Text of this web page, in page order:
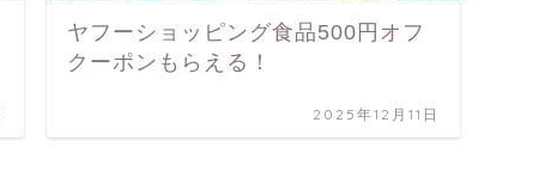
ヤフーショッピング食品500円オフ
クーポンもらえる！
2025年12月11日